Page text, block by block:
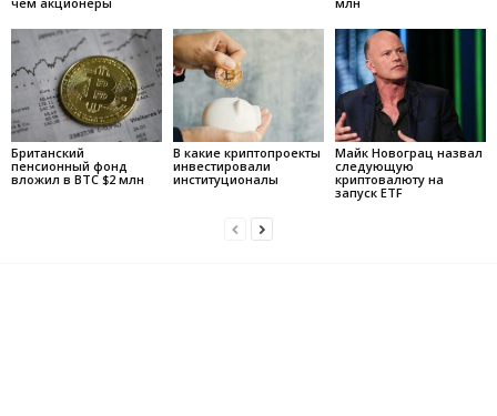
Британский
пенсионный фонд
вложил в BTC $2 млн
В какие криптопроекты
инвестировали
институционалы
Майк Новограц назвал
следующую
криптовалюту на
запуск ETF